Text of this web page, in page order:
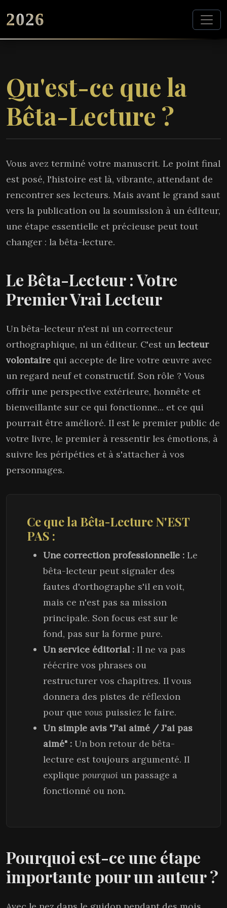
2026
Qu'est-ce que la
Bêta-Lecture ?
Vous avez terminé votre manuscrit. Le point final
est posé, l'histoire est là, vibrante, attendant de
rencontrer ses lecteurs. Mais avant le grand saut
vers la publication ou la soumission à un éditeur,
une étape essentielle et précieuse peut tout
changer : la bêta-lecture.
Le Bêta-Lecteur : Votre
Premier Vrai Lecteur
Un bêta-lecteur n'est ni un correcteur
orthographique, ni un éditeur. C'est un lecteur
volontaire qui accepte de lire votre œuvre avec
un regard neuf et constructif. Son rôle ? Vous
offrir une perspective extérieure, honnête et
bienveillante sur ce qui fonctionne... et ce qui
pourrait être amélioré. Il est le premier public de
votre livre, le premier à ressentir les émotions, à
suivre les péripéties et à s'attacher à vos
personnages.
Ce que la Bêta-Lecture N'EST
PAS :
Une correction professionnelle : Le
bêta-lecteur peut signaler des
fautes d'orthographe s'il en voit,
mais ce n'est pas sa mission
principale. Son focus est sur le
fond, pas sur la forme pure.
Un service éditorial : Il ne va pas
réécrire vos phrases ou
restructurer vos chapitres. Il vous
donnera des pistes de réflexion
pour que vous puissiez le faire.
Un simple avis "J'ai aimé / J'ai pas
aimé" : Un bon retour de bêta-
lecture est toujours argumenté. Il
explique pourquoi un passage a
fonctionné ou non.
Pourquoi est-ce une étape
importante pour un auteur ?